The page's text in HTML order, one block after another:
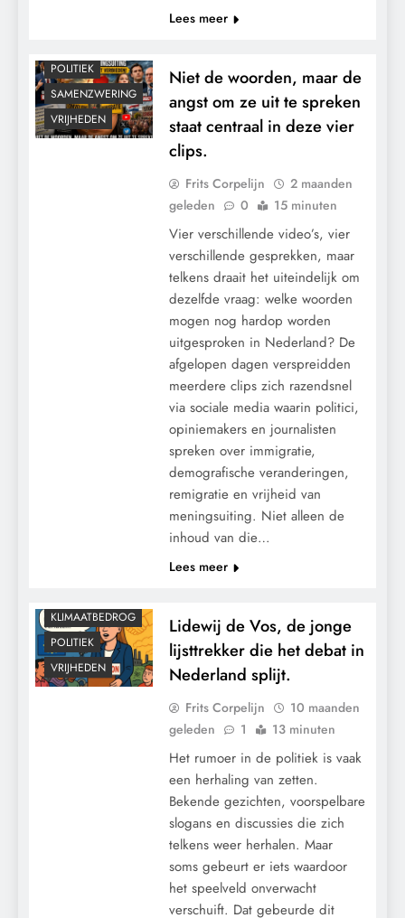
Lees meer
POLITIEK
SAMENZWERING
VRIJHEDEN
Niet de woorden, maar de
angst om ze uit te spreken
staat centraal in deze vier
clips.
Frits Corpelijn
2 maanden
geleden
0 15 minuten
Vier verschillende video’s, vier
verschillende gesprekken, maar
telkens draait het uiteindelijk om
dezelfde vraag: welke woorden
mogen nog hardop worden
uitgesproken in Nederland? De
afgelopen dagen verspreidden
meerdere clips zich razendsnel
via sociale media waarin politici,
opiniemakers en journalisten
spreken over immigratie,
demografische veranderingen,
remigratie en vrijheid van
meningsuiting. Niet alleen de
inhoud van die…
Lees meer
KLIMAATBEDROG
POLITIEK
VRIJHEDEN
Lidewij de Vos, de jonge
lijsttrekker die het debat in
Nederland splijt.
Frits Corpelijn
10 maanden
geleden
1 13 minuten
Het rumoer in de politiek is vaak
een herhaling van zetten.
Bekende gezichten, voorspelbare
slogans en discussies die zich
telkens weer herhalen. Maar
soms gebeurt er iets waardoor
het speelveld onverwacht
verschuift. Dat gebeurde dit